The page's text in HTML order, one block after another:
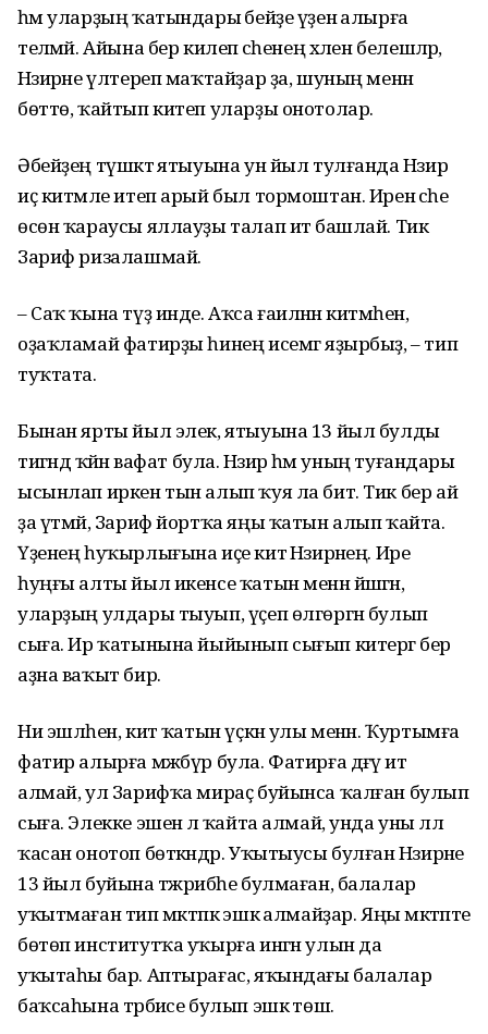
һәм уларҙың ҡатындары әбейҙе үҙенә алырға
теләмәй. Айына бер килеп әсәһенең хәлен белешәләр,
Нәзирәне үлтереп маҡтайҙар ҙа, шуның менән
бөттө, ҡайтып китеп уларҙы онотолар.
Әбейҙең түшәктә ятыуына ун йыл тулғанда Нәзирә
иҫ китмәле итеп арый был тормоштан. Иренә әсәһе
өсөн ҡараусы яллауҙы талап итә башлай. Тик
Зариф ризалашмай.
– Саҡ ҡына түҙ инде. Аҡса ғаиләнән китмәһен,
оҙаҡламай фатирҙы һинең исемгә яҙырбыҙ, – тип
туҡтата.
Бынан ярты йыл элек, ятыуына 13 йыл булды
тигәндә ҡәйнә вафат була. Нәзирә һәм уның туғандары
ысынлап иркен тын алып ҡуя ла бит. Тик бер ай
ҙа үтмәй, Зариф йортҡа яңы ҡатын алып ҡайта.
Үҙенең һуҡырлығына иҫе китә Нәзирәнең. Ире
һуңғы алты йыл икенсе ҡатын менән йәшәгән,
уларҙың улдары тыуып, үҫеп өлгөргән булып
сыға. Ир ҡатынына йыйынып сығып китергә бер
аҙна ваҡыт бирә.
Ни эшләһен, китә ҡатын үҫкән улы менән. Ҡуртымға
фатир алырға мәжбүр була. Фатирға дәғүә итә
алмай, ул Зарифҡа мираҫ буйынса ҡалған булып
сыға. Элекке эшенә лә ҡайта алмай, унда уны әллә
ҡасан онотоп бөткәндәр. Уҡытыусы булған Нәзирәне
13 йыл буйына тәжрибәһе булмаған, балалар
уҡытмаған тип мәктәпкә эшкә алмайҙар. Яңы мәктәпте
бөтөп институтҡа уҡырға ингән улын да
уҡытаһы бар. Аптырағас, яҡындағы балалар
баҡсаһына тәрбиәсе булып эшкә төшә.